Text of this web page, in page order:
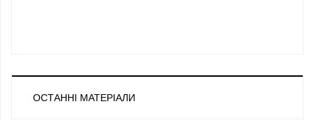
ОСТАННІ МАТЕРІАЛИ